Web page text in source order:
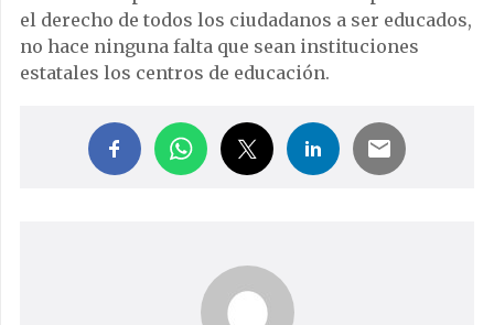
el derecho de todos los ciudadanos a ser educados,
no hace ninguna falta que sean instituciones
estatales los centros de educación.